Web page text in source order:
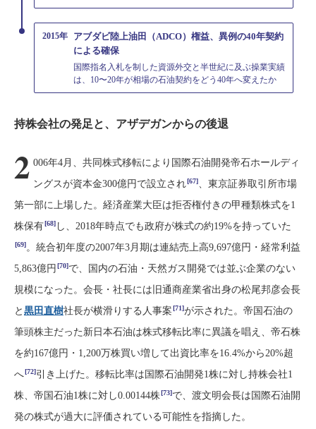
2015年
アブダビ陸上油田（ADCO）権益、異例の40年契約
による確保
国際指名入札を制した資源外交と半世紀に及ぶ操業実績
は、10〜20年が相場の石油契約をどう40年へ変えたか
持株会社の発足と、アザデガンからの後退
2 006年4月、共同株式移転により国際石油開発帝石ホールディ
ングスが資本金300億円で設立され[67]、東京証券取引所市場
第一部に上場した。経済産業大臣は拒否権付きの甲種類株式を1
株保有[68] し、2018年時点でも政府が株式の約19%を持っていた
[69]。統合初年度の2007年3月期は連結売上高9,697億円・経常利益
5,863億円 [70]で、国内の石油・天然ガス開発では並ぶ企業のない
規模になった。会長・社長には旧通商産業省出身の松尾邦彦会長
と 黒田直樹社長が横滑りする人事案[71]が示された。帝国石油の
筆頭株主だった新日本石油は株式移転比率に異議を唱え、帝石株
を約167億円・1,200万株買い増して出資比率を16.4%から20%超
へ[72]引き上げた。移転比率は国際石油開発1株に対し持株会社1
株、帝国石油1株に対し0.00144株[73]で、渡文明会長は国際石油開
発の株式が過大に評価されている可能性を指摘した。